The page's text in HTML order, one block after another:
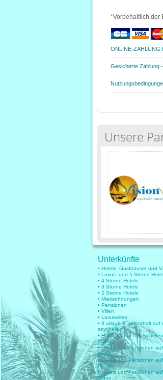
*Vorbehaltlich der
ONLINE-ZAHLUNG
Gesicherte Zahlung
Unsere
Unterkünfte
• Hotels, Gasthäuser und
• Luxus- und 5 Sterne
• 4 Sterne Hotels
• 3 Sterne Hotels
• 2 Sterne Hotels
• Mietwohnungen
• Pensionen
• Villen
• Luxusvillen
• 6 urlaub & aufenthalt auf
seychellen
• Hotels auf den Seychellen
(Karte)
• Hotels und Pensionen auf
Mahe
• Hotels und Pensionen auf
Praslin
• Hotels und Pensionen
Digue